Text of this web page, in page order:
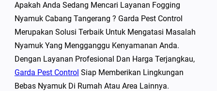
Apakah Anda Sedang Mencari Layanan Fogging
Nyamuk Cabang Tangerang ? Garda Pest Control
Merupakan Solusi Terbaik Untuk Mengatasi Masalah
Nyamuk Yang Mengganggu Kenyamanan Anda.
Dengan Layanan Profesional Dan Harga Terjangkau,
Garda Pest Control Siap Memberikan Lingkungan
Bebas Nyamuk Di Rumah Atau Area Lainnya.